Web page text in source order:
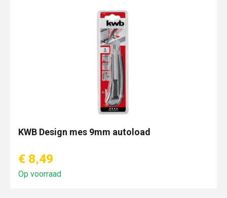
KWB Design mes 9mm autoload
€ 8,49
Op voorraad